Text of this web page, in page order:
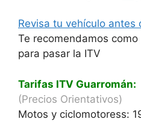
Revisa tu vehículo antes
Te recomendamos
para pasar la ITV
Tarifas ITV Guarromán:
(Precios Orientativos)
Motos y ciclomotoress: